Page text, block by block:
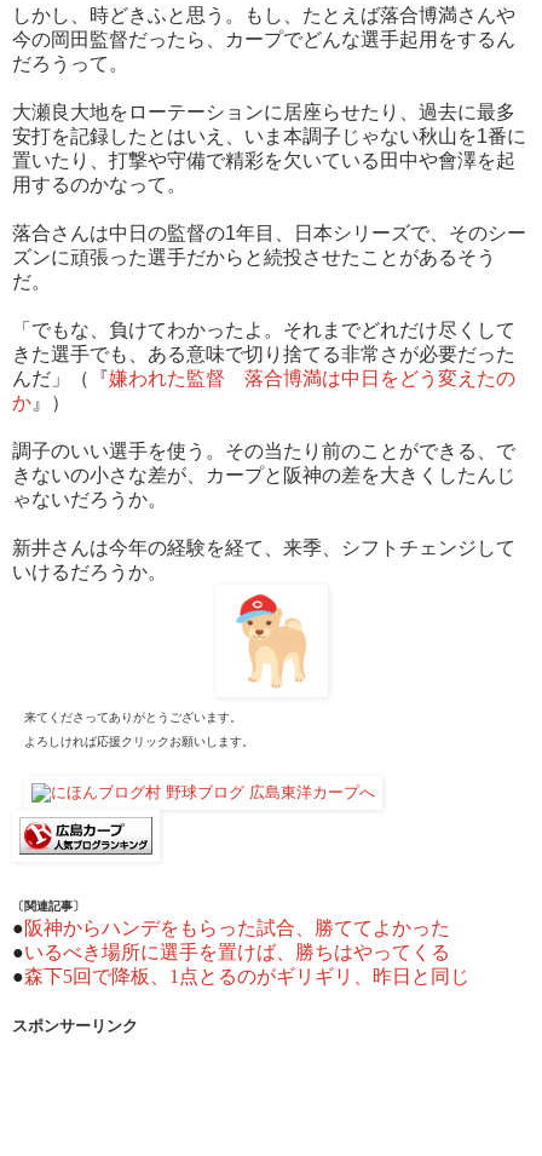
しかし、時どきふと思う。もし、たとえば落合博満さんや
今の岡田監督だったら、カープでどんな選手起用をするん
だろうって。
大瀬良大地をローテーションに居座らせたり、過去に最多
安打を記録したとはいえ、いま本調子じゃない秋山を1番に
置いたり、打撃や守備で精彩を欠いている田中や會澤を起
用するのかなって。
落合さんは中日の監督の1年目、日本シリーズで、そのシー
ズンに頑張った選手だからと続投させたことがあるそう
だ。
「でもな、負けてわかったよ。それまでどれだけ尽くして
きた選手でも、ある意味で切り捨てる非常さが必要だった
んだ」（『嫌われた監督 落合博満は中日をどう変えたの
か 』）
調子のいい選手を使う。その当たり前のことができる、で
きないの小さな差が、カープと阪神の差を大きくしたんじ
ゃないだろうか。
新井さんは今年の経験を経て、来季、シフトチェンジして
いけるだろうか。
来てくださってありがとうございます。
よろしければ応援クリックお願いします。
〔関連記事〕
●阪神からハンデをもらった試合、勝ててよかった
●いるべき場所に選手を置けば、勝ちはやってくる
●森下5回で降板、1点とるのがギリギリ、昨日と同じ
スポンサーリンク